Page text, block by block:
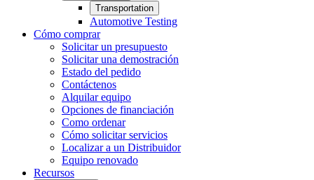
Transportation
Automotive Testing
Cómo comprar
Solicitar un presupuesto
Solicitar una demostración
Estado del pedido
Contáctenos
Alquilar equipo
Opciones de financiación
Como ordenar
Cómo solicitar servicios
Localizar a un Distribuidor
Equipo renovado
Recursos